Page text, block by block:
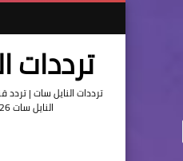
ترددات
ترددات النايل سات | تردد
النايل سات 2026| nilesat | iptv